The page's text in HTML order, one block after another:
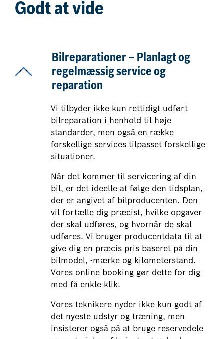
Godt at vide
Bilreparationer – Planlagt og
regelmæssig service og
reparation
Vi tilbyder ikke kun rettidigt udført
bilreparation i henhold til høje
standarder, men også en række
forskellige services tilpasset forskellige
situationer.
Når det kommer til servicering af din
bil, er det ideelle at følge den tidsplan,
der er angivet af bilproducenten. Den
vil fortælle dig præcist, hvilke opgaver
der skal udføres, og hvornår de skal
udføres. Vi bruger producentdata til at
give dig en præcis pris baseret på din
bilmodel, -mærke og kilometerstand.
Vores online booking gør dette for dig
med få enkle klik.
Vores teknikere nyder ikke kun godt af
det nyeste udstyr og træning, men
insisterer også på at bruge reservedele